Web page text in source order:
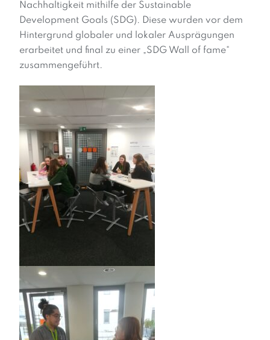
Nachhaltigkeit mithilfe der Sustainable
Development Goals (SDG). Diese wurden vor dem
Hintergrund globaler und lokaler Ausprägungen
erarbeitet und final zu einer „SDG Wall of fame“
zusammengeführt.